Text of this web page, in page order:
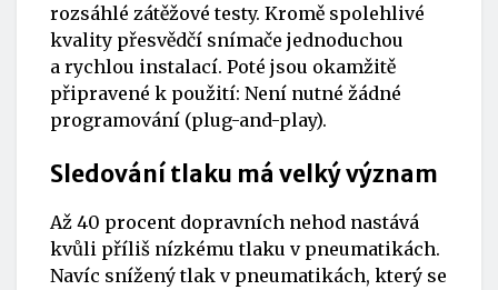
rozsáhlé zátěžové testy. Kromě spolehlivé
kvality přesvědčí snímače jednoduchou
a rychlou instalací. Poté jsou okamžitě
připravené k použití: Není nutné žádné
programování (plug-and-play).
Sledování tlaku má velký význam
Až 40 procent dopravních nehod nastává
kvůli příliš nízkému tlaku v pneumatikách.
Navíc snížený tlak v pneumatikách, který se